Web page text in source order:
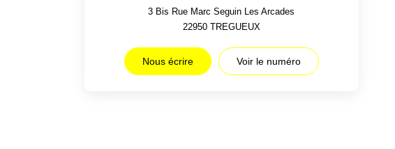
3 Bis Rue Marc Seguin Les Arcades
22950 TREGUEUX
Nous écrire Voir le numéro